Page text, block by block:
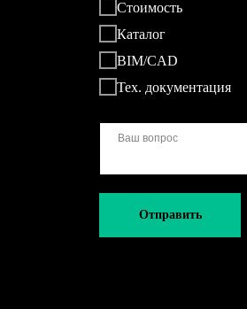
Стоимость
Каталог
BIM/CAD
Тех. документация
Отправить